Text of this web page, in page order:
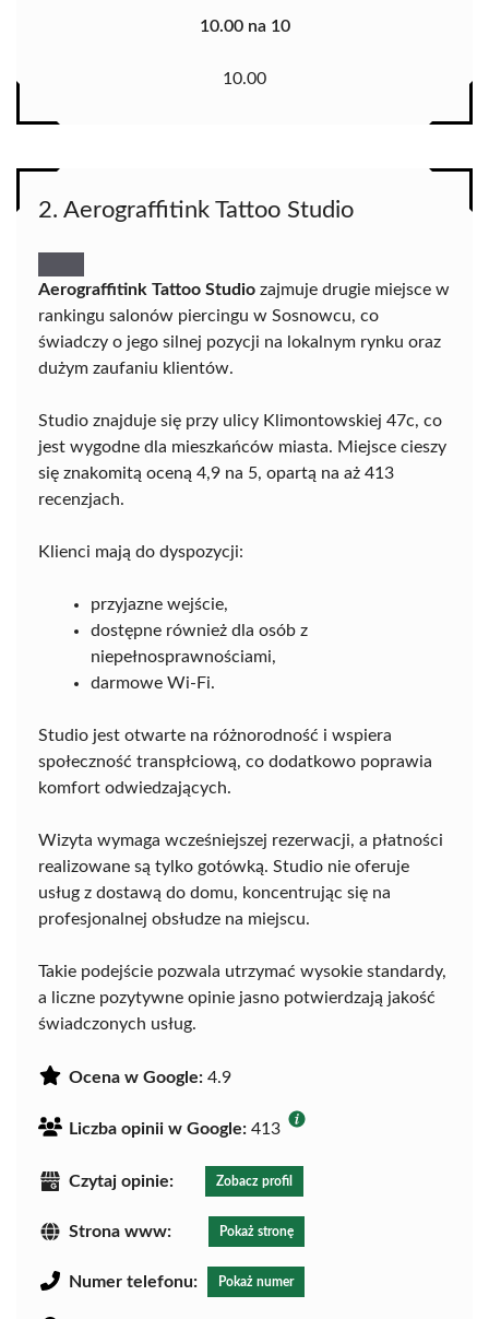
10.00 na 10
10.00
2. Aerograffitink Tattoo Studio
Aerograffitink Tattoo Studio zajmuje drugie miejsce w
rankingu salonów piercingu w Sosnowcu, co
świadczy o jego silnej pozycji na lokalnym rynku oraz
dużym zaufaniu klientów.
Studio znajduje się przy ulicy Klimontowskiej 47c, co
jest wygodne dla mieszkańców miasta. Miejsce cieszy
się znakomitą oceną 4,9 na 5, opartą na aż 413
recenzjach.
Klienci mają do dyspozycji:
przyjazne wejście,
dostępne również dla osób z
niepełnosprawnościami,
darmowe Wi-Fi.
Studio jest otwarte na różnorodność i wspiera
społeczność transpłciową, co dodatkowo poprawia
komfort odwiedzających.
Wizyta wymaga wcześniejszej rezerwacji, a płatności
realizowane są tylko gotówką. Studio nie oferuje
usług z dostawą do domu, koncentrując się na
profesjonalnej obsłudze na miejscu.
Takie podejście pozwala utrzymać wysokie standardy,
a liczne pozytywne opinie jasno potwierdzają jakość
świadczonych usług.
Ocena w Google: 4.9
Liczba opinii w Google: 413
Czytaj opinie: Zobacz profil
Strona www: Pokaż stronę
Numer telefonu: Pokaż numer